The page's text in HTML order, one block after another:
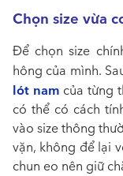
Chọn size vừa
Để chọn size
hông của mình.
lót nam của từng
có thể có cách
vào size thông
vặn, không để lại
chun eo nên giữ